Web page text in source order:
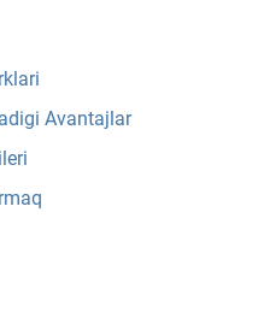
Avantajlar